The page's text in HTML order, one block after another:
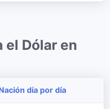
el Dólar en
día por día